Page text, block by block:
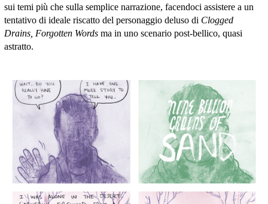
sui temi più che sulla semplice narrazione, facendoci assistere a un
tentativo di ideale riscatto del personaggio deluso di Clogged
Drains, Forgotten Wordsma in uno scenario post-bellico, quasi
astratto.